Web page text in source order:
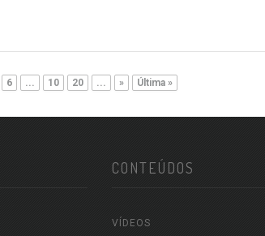
6 ... 10 20 ... » Última »
CONTEÚDOS
VÍDEOS